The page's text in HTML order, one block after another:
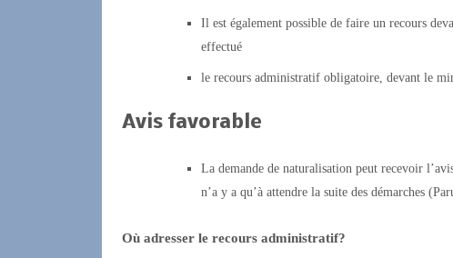
Il est également possible de faire un recours
effectué
le recours administratif obligatoire, devant le
Avis favorable
La demande de naturalisation peut recevoir
n’a y a qu’à attendre la suite des démarches
Où adresser le recours administratif?